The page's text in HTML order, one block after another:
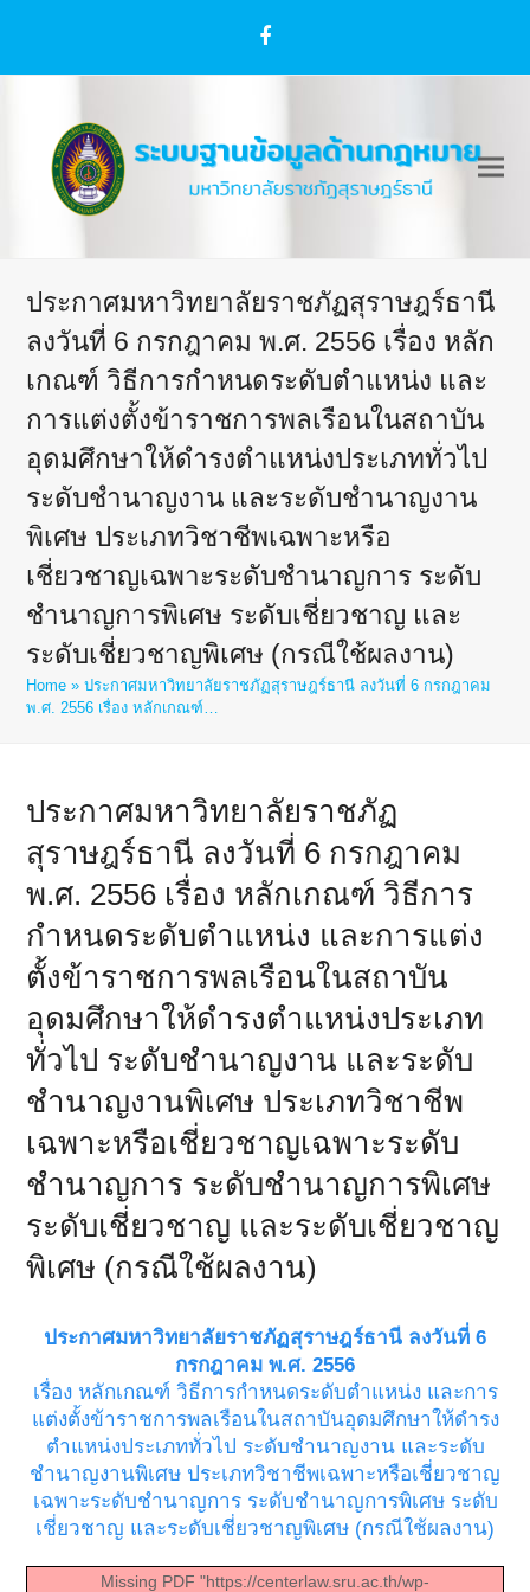
Facebook
ประกาศมหาวิทยาลัยราชภัฏสุราษฎร์ธานี
ลงวันที่ 6 กรกฎาคม พ.ศ. 2556 เรื่อง หลัก
เกณฑ์ วิธีการกำหนดระดับตำแหน่ง และ
การแต่งตั้งข้าราชการพลเรือนในสถาบัน
อุดมศึกษาให้ดำรงตำแหน่งประเภททั่วไป
ระดับชำนาญงาน และระดับชำนาญงาน
พิเศษ ประเภทวิชาชีพเฉพาะหรือ
เชี่ยวชาญเฉพาะระดับชำนาญการ ระดับ
ชำนาญการพิเศษ ระดับเชี่ยวชาญ และ
ระดับเชี่ยวชาญพิเศษ (กรณีใช้ผลงาน)
Home »ประกาศมหาวิทยาลัยราชภัฏสุราษฎร์ธานี ลงวันที่ 6 กรกฎาคม
พ.ศ. 2556 เรื่อง หลักเกณฑ์…
ประกาศมหาวิทยาลัยราชภัฏ
สุราษฎร์ธานี ลงวันที่ 6 กรกฎาคม
พ.ศ. 2556 เรื่อง หลักเกณฑ์ วิธีการ
กำหนดระดับตำแหน่ง และการแต่ง
ตั้งข้าราชการพลเรือนในสถาบัน
อุดมศึกษาให้ดำรงตำแหน่งประเภท
ทั่วไป ระดับชำนาญงาน และระดับ
ชำนาญงานพิเศษ ประเภทวิชาชีพ
เฉพาะหรือเชี่ยวชาญเฉพาะระดับ
ชำนาญการ ระดับชำนาญการพิเศษ
ระดับเชี่ยวชาญ และระดับเชี่ยวชาญ
พิเศษ (กรณีใช้ผลงาน)
ประกาศมหาวิทยาลัยราชภัฏสุราษฎร์ธานี ลงวันที่ 6
กรกฎาคม พ.ศ. 2556
เรื่อง หลักเกณฑ์ วิธีการกำหนดระดับตำแหน่ง และการ
แต่งตั้งข้าราชการพลเรือนในสถาบันอุดมศึกษาให้ดำรง
ตำแหน่งประเภททั่วไป ระดับชำนาญงาน และระดับ
ชำนาญงานพิเศษ ประเภทวิชาชีพเฉพาะหรือเชี่ยวชาญ
เฉพาะระดับชำนาญการ ระดับชำนาญการพิเศษ ระดับ
เชี่ยวชาญ และระดับเชี่ยวชาญพิเศษ (กรณีใช้ผลงาน)
Missing PDF "https://centerlaw.sru.ac.th/wp-